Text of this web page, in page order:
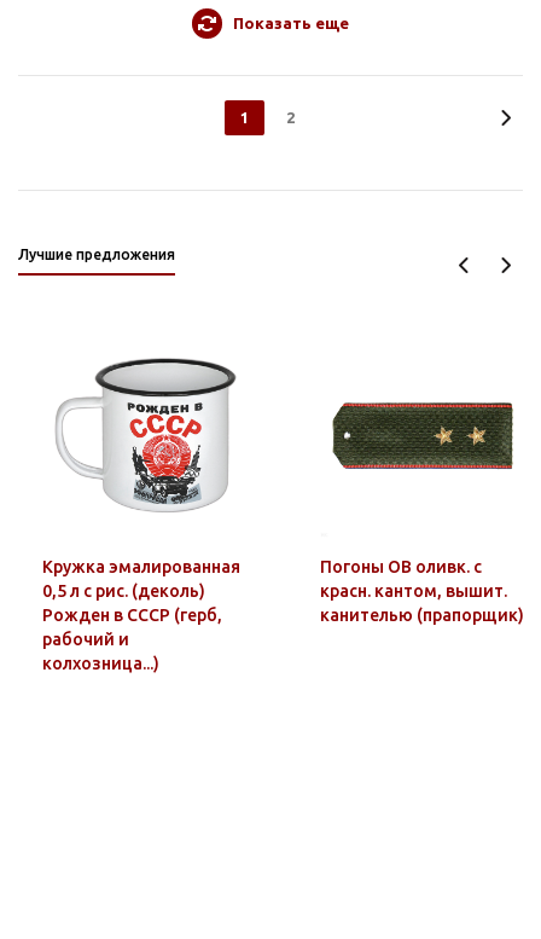
Показать еще
1 2
Лучшие предложения
Кружка эмалированная
0,5 л с рис. (деколь)
Рожден в СССР (герб,
рабочий и
колхозница...)
Погоны ОВ оливк. с
красн. кантом, вышит.
канителью (прапорщик)